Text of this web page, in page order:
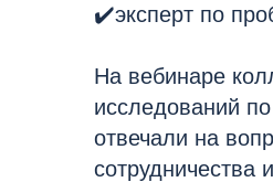
✔️эксперт по
На вебинаре
исследований
отвечали на
сотрудничества